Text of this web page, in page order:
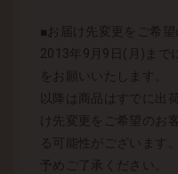
■お届け先変更をご希
2013年9月9日(月)まで
をお願いいたします。
以降は商品はすでに出
け先変更をご希望のお
る可能性がございます。
予めご了承ください。